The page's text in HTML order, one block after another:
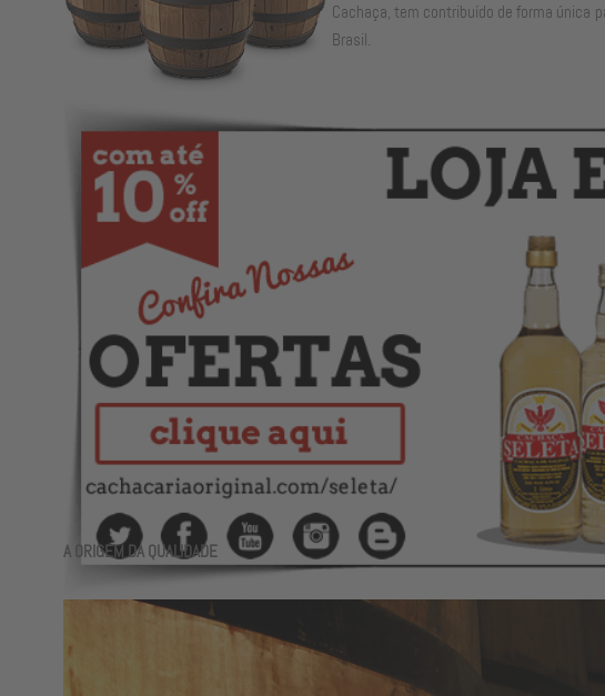
Cachaça, tem contribuído de forma única
Brasil.
A ORIGEM DA QUALIDADE